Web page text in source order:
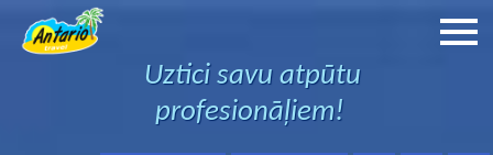
Uztici savu atpūtu
profesionāļiem!